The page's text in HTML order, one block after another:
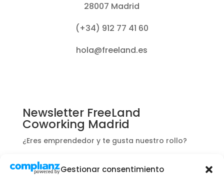
Gestionar consentimiento
28007 Madrid
(+34) 912 77 41 60
hola@freeland.es
Newsletter FreeLand
Coworking Madrid
¿Eres emprendedor y te gusta nuestro rollo?
Apúntate y te informaremos de ofertas y
novedades exclusivas para ti.